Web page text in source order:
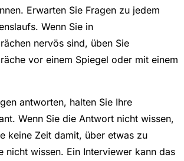
Erwarten Sie Fragen zu jedem
Wenn Sie in
nervös sind, üben Sie
vor einem Spiegel oder mit einem
antworten, halten Sie Ihre
Wenn Sie die Antwort nicht wissen,
keine Zeit damit, über etwas zu
nicht wissen. Ein Interviewer kann das